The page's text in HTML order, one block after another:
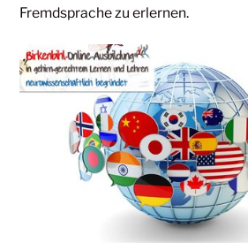
Fremdsprache zu erlernen.